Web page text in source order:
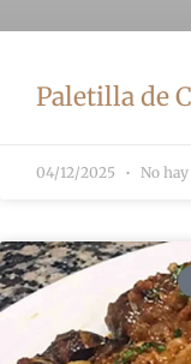
Paletilla de
04/12/2025 No